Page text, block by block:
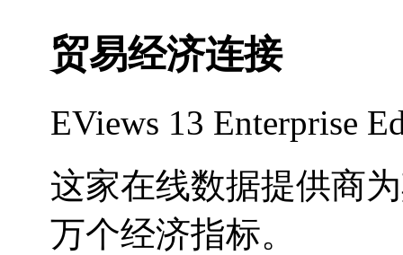
贸易经济连接
EViews 13 Enterprise
这家在线数据提供商
万个经济指标。